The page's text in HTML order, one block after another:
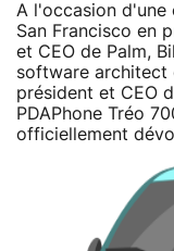
A l'occasion d'une
San Francisco en
et CEO de Palm,
software architect
président et CEO
PDAPhone Tréo
officiellement